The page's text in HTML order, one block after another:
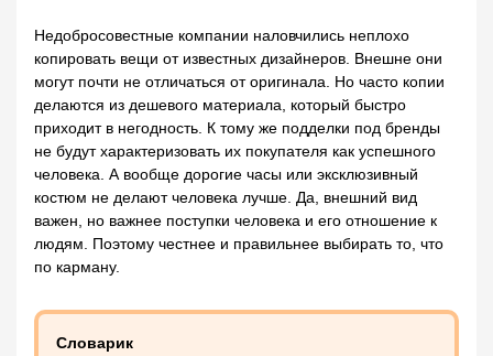
Недобросовестные компании наловчились неплохо
копировать вещи от известных дизайнеров. Внешне они
могут почти не отличаться от оригинала. Но часто копии
делаются из дешевого материала, который быстро
приходит в негодность. К тому же подделки под бренды
не будут характеризовать их покупателя как успешного
человека. А вообще дорогие часы или эксклюзивный
костюм не делают человека лучше. Да, внешний вид
важен, но важнее поступки человека и его отношение к
людям. Поэтому честнее и правильнее выбирать то, что
по карману.
Словарик